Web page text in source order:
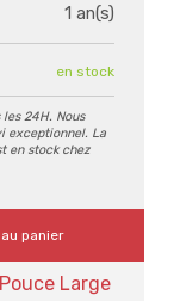
1 an(s)
en stock
24H. Nous
exceptionnel. La
en stock chez
panier
Large